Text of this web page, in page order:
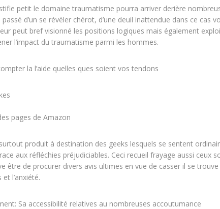
petit le domaine traumatisme pourra arriver derière
d’un se révéler chérot, d’une deuil inattendue dans ce cas
peut bref visionné les positions logiques mais également
l’impact du traumatisme parmi les hommes.
la l’aide quelles ques soient vos tendons
pages de Amazon
produit à destination des geeks lesquels se sentent
aux réfléchies préjudiciables. Ceci recueil frayage aussi ceux
être de procurer divers avis ultimes en vue de casser il se
l’anxiété.
Sa accessibilité relatives au nombreuses accoutumance